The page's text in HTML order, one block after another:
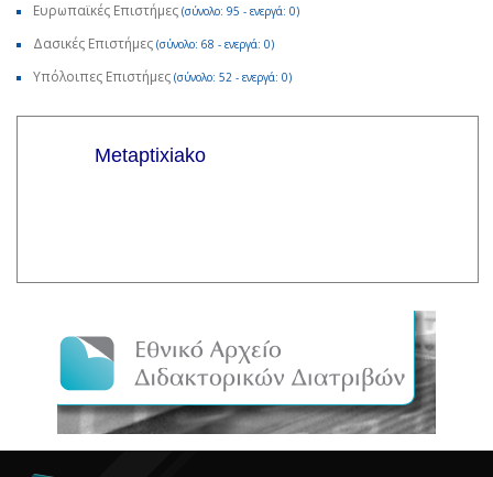
Ευρωπαϊκές Επιστήμες (σύνολο: 95 - ενεργά: 0)
Δασικές Επιστήμες (σύνολο: 68 - ενεργά: 0)
Υπόλοιπες Επιστήμες (σύνολο: 52 - ενεργά: 0)